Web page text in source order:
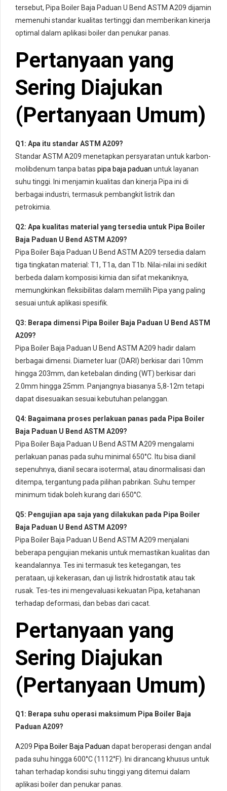
tersebut, Pipa Boiler Baja Paduan U Bend ASTM A209 dijamin
memenuhi standar kualitas tertinggi dan memberikan kinerja
optimal dalam aplikasi boiler dan penukar panas.
Pertanyaan yang
Sering Diajukan
(Pertanyaan Umum)
Q1: Apa itu standar ASTM A209?
Standar ASTM A209 menetapkan persyaratan untuk karbon-
molibdenum tanpa batas pipa baja paduan untuk layanan
suhu tinggi. Ini menjamin kualitas dan kinerja Pipa ini di
berbagai industri, termasuk pembangkit listrik dan
petrokimia.
Q2: Apa kualitas material yang tersedia untuk Pipa Boiler
Baja Paduan U Bend ASTM A209?
Pipa Boiler Baja Paduan U Bend ASTM A209 tersedia dalam
tiga tingkatan material: T1, T1a, dan T1b. Nilai-nilai ini sedikit
berbeda dalam komposisi kimia dan sifat mekaniknya,
memungkinkan fleksibilitas dalam memilih Pipa yang paling
sesuai untuk aplikasi spesifik.
Q3: Berapa dimensi Pipa Boiler Baja Paduan U Bend ASTM
A209?
Pipa Boiler Baja Paduan U Bend ASTM A209 hadir dalam
berbagai dimensi. Diameter luar (DARI) berkisar dari 10mm
hingga 203mm, dan ketebalan dinding (WT) berkisar dari
2.0mm hingga 25mm. Panjangnya biasanya 5,8-12m tetapi
dapat disesuaikan sesuai kebutuhan pelanggan.
Q4: Bagaimana proses perlakuan panas pada Pipa Boiler
Baja Paduan U Bend ASTM A209?
Pipa Boiler Baja Paduan U Bend ASTM A209 mengalami
perlakuan panas pada suhu minimal 650°C. Itu bisa dianil
sepenuhnya, dianil secara isotermal, atau dinormalisasi dan
ditempa, tergantung pada pilihan pabrikan. Suhu temper
minimum tidak boleh kurang dari 650°C.
Q5: Pengujian apa saja yang dilakukan pada Pipa Boiler
Baja Paduan U Bend ASTM A209?
Pipa Boiler Baja Paduan U Bend ASTM A209 menjalani
beberapa pengujian mekanis untuk memastikan kualitas dan
keandalannya. Tes ini termasuk tes ketegangan, tes
perataan, uji kekerasan, dan uji listrik hidrostatik atau tak
rusak. Tes-tes ini mengevaluasi kekuatan Pipa, ketahanan
terhadap deformasi, dan bebas dari cacat.
Pertanyaan yang
Sering Diajukan
(Pertanyaan Umum)
Q1: Berapa suhu operasi maksimum Pipa Boiler Baja
Paduan A209?
A209 Pipa Boiler Baja Paduan dapat beroperasi dengan andal
pada suhu hingga 600°C (1112°F). Ini dirancang khusus untuk
tahan terhadap kondisi suhu tinggi yang ditemui dalam
aplikasi boiler dan penukar panas.